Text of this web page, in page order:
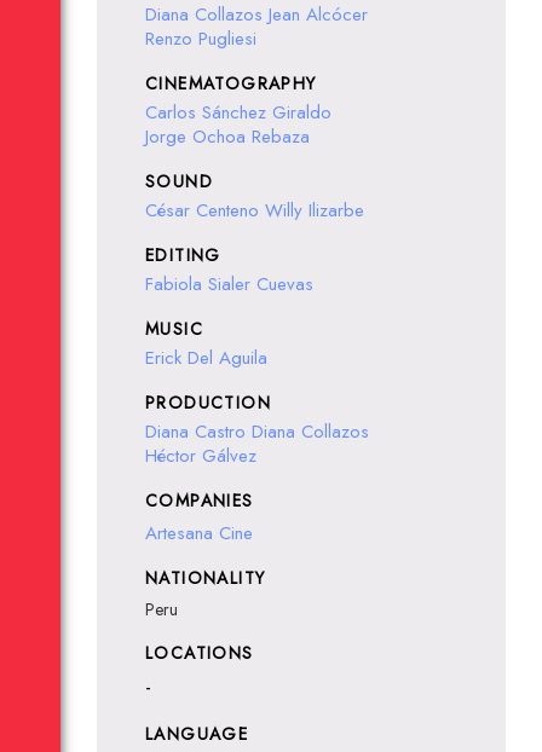
Diana Collazos Jean Alcócer
Renzo Pugliesi
CINEMATOGRAPHY
Carlos Sánchez Giraldo
Jorge Ochoa Rebaza
SOUND
César Centeno Willy Ilizarbe
EDITING
Fabiola Sialer Cuevas
MUSIC
Erick Del Aguila
PRODUCTION
Diana Castro Diana Collazos
Héctor Gálvez
COMPANIES
Artesana Cine
NATIONALITY
Peru
LOCATIONS
-
LANGUAGE